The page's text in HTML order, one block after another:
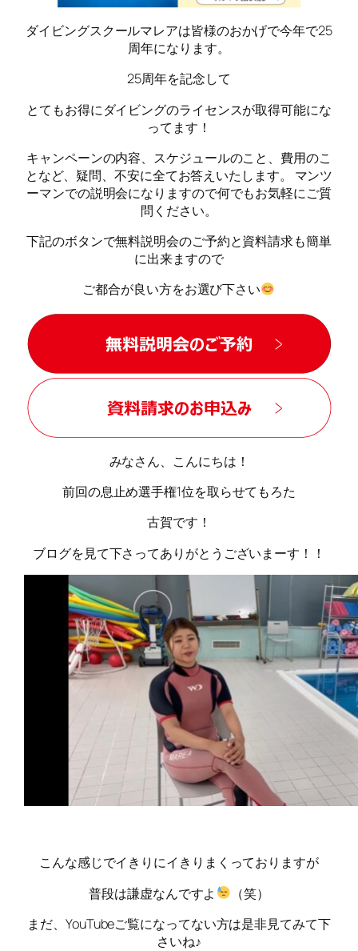
ダイビングスクールマレアは皆様のおかげで今年で25
周年になります。
25周年を記念して
とてもお得にダイビングのライセンスが取得可能にな
ってます！
キャンペーンの内容、スケジュールのこと、費用のこ
となど、疑問、不安に全てお答えいたします。 マンツ
ーマンでの説明会になりますので何でもお気軽にご質
問ください。
下記のボタンで無料説明会のご予約と資料請求も簡単
に出来ますので
ご都合が良い方をお選び下さい
みなさん、こんにちは！
前回の息止め選手権1位を取らせてもろた
古賀です！
ブログを見て下さってありがとうございまーす！！
こんな感じでイきりにイきりまくっておりますが
普段は謙虚なんですよ
（笑）
まだ、YouTubeご覧になってない方は是非見てみて下
さいね♪